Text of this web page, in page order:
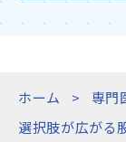
ホーム
専門
選択肢が広がる